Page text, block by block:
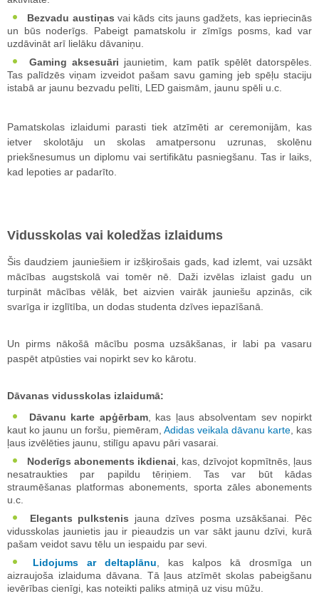
Bezvadu austiņas vai kāds cits jauns gadžets, kas iepriecinās
un būs noderīgs. Pabeigt pamatskolu ir zīmīgs posms, kad var
uzdāvināt arī lielāku dāvaniņu.
Gaming aksesuāri jaunietim, kam patīk spēlēt datorspēles.
Tas palīdzēs viņam izveidot pašam savu gaming jeb spēļu staciju
istabā ar jaunu bezvadu pelīti, LED gaismām, jaunu spēli u.c.
Pamatskolas izlaidumi parasti tiek atzīmēti ar ceremonijām, kas
ietver skolotāju un skolas amatpersonu uzrunas, skolēnu
priekšnesumus un diplomu vai sertifikātu pasniegšanu. Tas ir laiks,
kad lepoties ar padarīto.
Vidusskolas vai koledžas izlaidums
Šis daudziem jauniešiem ir izšķirošais gads, kad izlemt, vai uzsākt
mācības augstskolā vai tomēr nē. Daži izvēlas izlaist gadu un
turpināt mācības vēlāk, bet aizvien vairāk jauniešu apzinās, cik
svarīga ir izglītība, un dodas studenta dzīves iepazīšanā.
Un pirms nākošā mācību posma uzsākšanas, ir labi pa vasaru
paspēt atpūsties vai nopirkt sev ko kārotu.
Dāvanas vidusskolas izlaidumā:
Dāvanu karte apģērbam, kas ļaus absolventam sev nopirkt
kaut ko jaunu un foršu, piemēram, Adidas veikala dāvanu karte, kas
ļaus izvēlēties jaunu, stilīgu apavu pāri vasarai.
Noderīgs abonements ikdienai, kas, dzīvojot kopmītnēs, ļaus
nesatraukties par papildu tēriņiem. Tas var būt kādas
straumēšanas platformas abonements, sporta zāles abonements
u.c.
Elegants pulkstenis jauna dzīves posma uzsākšanai. Pēc
vidusskolas jaunietis jau ir pieaudzis un var sākt jaunu dzīvi, kurā
pašam veidot savu tēlu un iespaidu par sevi.
Lidojums ar deltaplānu, kas kalpos kā drosmīga un
aizraujoša izlaiduma dāvana. Tā ļaus atzīmēt skolas pabeigšanu
ievērības cienīgi, kas noteikti paliks atmiņā uz visu mūžu.